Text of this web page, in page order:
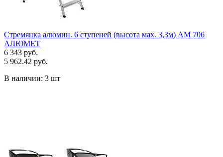
Стремянка алюмин. 6 ступеней (высота мах. 3,3м) АМ 706
АЛЮМЕТ
6 343 руб.
5 962.42 руб.
В наличии: 3 шт